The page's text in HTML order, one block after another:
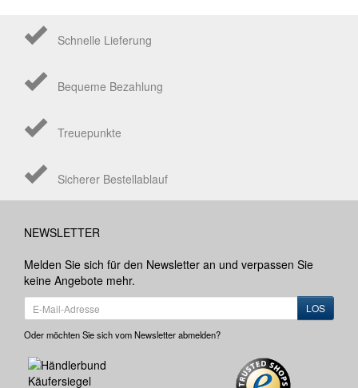
Schnelle Lieferung
Bequeme Bezahlung
Treuepunkte
Sicherer Bestellablauf
NEWSLETTER
Melden Sie sich für den Newsletter an und verpassen Sie
keine Angebote mehr.
LOS
Oder möchten Sie sich vom Newsletter abmelden?